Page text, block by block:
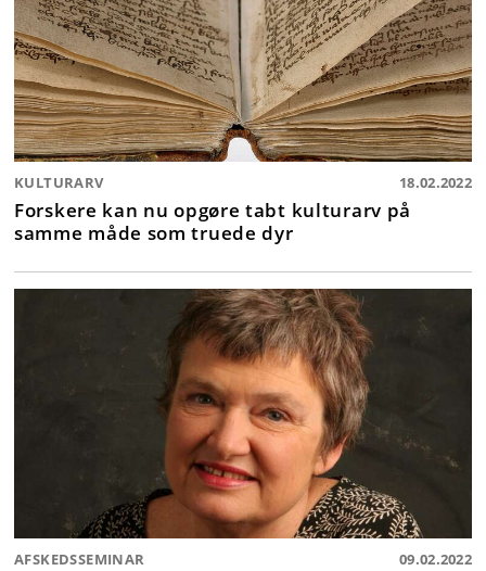
KULTURARV 18.02.2022
Forskere kan nu opgøre tabt kulturarv på
samme måde som truede dyr
AFSKEDSSEMINAR 09.02.2022